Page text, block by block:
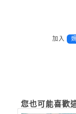
加入
您也可能喜歡